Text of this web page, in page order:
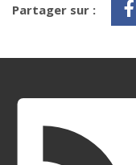
Partager sur :